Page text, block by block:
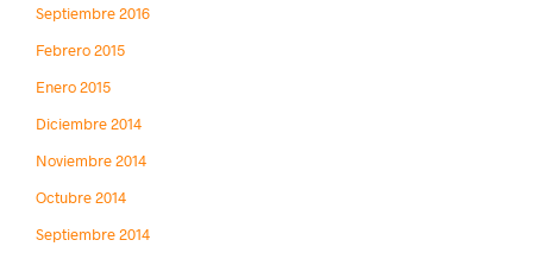
Septiembre 2016
Febrero 2015
Enero 2015
Diciembre 2014
Noviembre 2014
Octubre 2014
Septiembre 2014